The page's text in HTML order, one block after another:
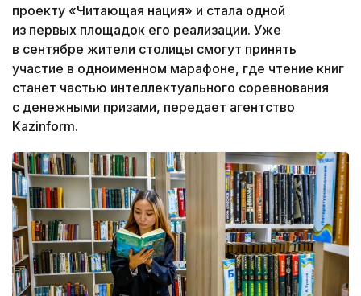
проекту «Читающая нация» и стала одной
из первых площадок его реализации. Уже
в сентябре жители столицы смогут принять
участие в одноименном марафоне, где чтение книг
станет частью интеллектуального соревнования
с денежными призами, передает агентство
Kazinform.